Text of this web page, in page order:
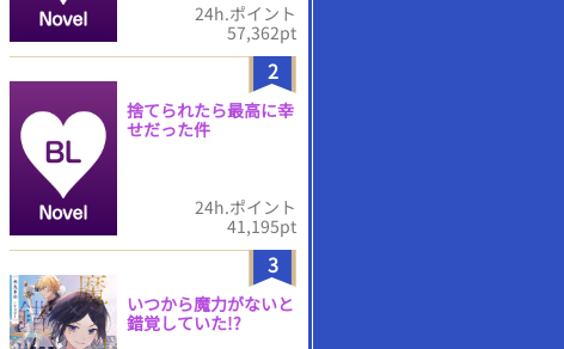
24h.ポイント
57,362pt
2
捨てられたら最高に幸
せだった件
24h.ポイント
41,195pt
3
いつから魔力がないと
錯覚していた!?